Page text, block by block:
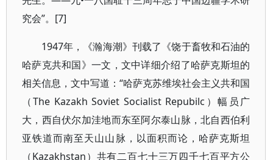
究会”。[7]
1947年，《瀚海潮》刊载了《饶于畜牧和石油的
哈萨克共和国》一文，文中详细介绍了哈萨克斯坦的
相关信息，文中写道：“哈萨克苏维埃社会主义共和国
（The Kazakh Soviet Socialist Repubilc）幅员广
大，西自伏尔加洼地而东至阿尔泰山脉，北自西伯利
亚铁道而南至天山山脉，以面积而论，哈萨克斯坦
（Kazakhstan）共有二百七十三万四千七百平方公